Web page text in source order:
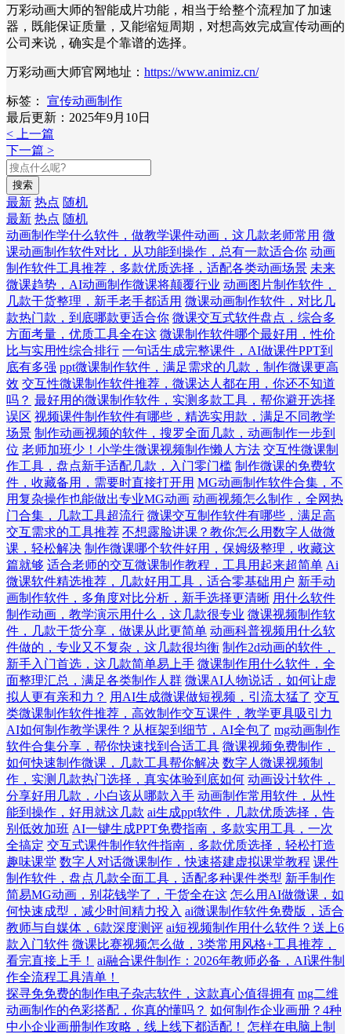
万彩动画大师的智能成片功能，相当于给整个流程加了加速
器，既能保证质量，又能缩短周期，对想高效完成宣传动画的
公司来说，确实是个靠谱的选择。
万彩动画大师官网地址： https://www.animiz.cn/
标签：
宣传动画制作
最后更新：2025年9月10日
< 上一篇
下一篇 >
搜索
最新 热点 随机
最新 热点 随机
动画制作学什么软件，做教学课件动画，这几款老师常用 微
课动画制作软件对比，从功能到操作，总有一款适合你 动画
制作软件工具推荐，多款优质选择，适配各类动画场景 未来
微课趋势，AI动画制作微课将颠覆行业 动画图片制作软件，
几款干货整理，新手老手都适用 微课动画制作软件，对比几
款热门款，到底哪款更适合你 微课交互式软件盘点，综合多
方面考量，优质工具全在这 微课制作软件哪个最好用，性价
比与实用性综合排行 一句话生成完整课件，AI做课件PPT到
底有多强 ppt微课制作软件，满足需求的几款，制作微课更高
效 交互性微课制作软件推荐，微课达人都在用，你还不知道
吗？ 最好用的微课制作软件，实测多款工具，帮你避开选择
误区 视频课件制作软件有哪些，精选实用款，满足不同教学
场景 制作动画视频的软件，搜罗全面几款，动画制作一步到
位 老师加班少！小学生微课视频制作懒人方法 交互性微课制
作工具，盘点新手适配几款，入门零门槛 制作微课的免费软
件，收藏备用，需要时直接打开用 MG动画制作软件合集，不
用复杂操作也能做出专业MG动画 动画视频怎么制作，全网热
门合集，几款工具超流行 微课交互制作软件有哪些，满足高
交互需求的工具推荐 不想露脸讲课？教你怎么用数字人做微
课，轻松解决 制作微课哪个软件好用，保姆级整理，收藏这
篇就够 适合老师的交互微课制作教程，工具用起来超简单 Ai
微课软件精选推荐，几款好用工具，适合零基础用户 新手动
画制作软件，多角度对比分析，新手选择更清晰 用什么软件
制作动画，教学演示用什么，这几款很专业 微课视频制作软
件，几款干货分享，做课从此更简单 动画科普视频用什么软
件做的，专业又不复杂，这几款很均衡 制作2d动画的软件，
新手入门首选，这几款简单易上手 微课制作用什么软件，全
面整理汇总，满足各类制作人群 微课AI人物说话，如何让虚
拟人更有亲和力？ 用AI生成微课做短视频，引流太猛了 交互
类微课制作软件推荐，高效制作交互课件，教学更具吸引力
AI如何制作教学课件？从框架到细节，AI全包了 mg动画制作
软件合集分享，帮你快速找到合适工具 微课视频免费制作，
如何快速制作微课，几款工具帮你解决 数字人微课视频制
作，实测几款热门选择，真实体验到底如何 动画设计软件，
分享好用几款，小白该从哪款入手 动画制作常用软件，从性
能到操作，好用就这几款 ai生成ppt软件，几款优质选择，告
别低效加班 AI一键生成PPT免费指南，多款实用工具，一次
全搞定 交互式课件制作软件指南，多款优质选择，轻松打造
趣味课堂 数字人对话微课制作，快速搭建虚拟课堂教程 课件
制作软件，盘点几款全面工具，适配多种课件类型 新手制作
简易MG动画，别花钱学了，干货全在这 怎么用AI做微课，如
何快速成型，减少时间精力投入 ai微课制作软件免费版，适合
教师与自媒体，6款深度测评 ai短视频制作用什么软件？送上6
款入门软件 微课比赛视频怎么做，3类常用风格+工具推荐，
看完直接上手！
ai融合课件制作：2026年教师必备，AI课件制
作全流程工具清单！
探寻免免费的制作电子杂志软件，这款真心值得拥有 mg二维
动画制作的色彩搭配，你真的懂吗？ 如何制作企业画册？4种
中小企业画册制作攻略，线上线下都适配！
怎样在电脑上制